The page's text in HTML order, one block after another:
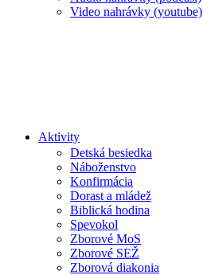
Video nahrávky (youtube)
Aktivity
Detská besiedka
Náboženstvo
Konfirmácia
Dorast a mládež
Biblická hodina
Spevokol
Zborové MoS
Zborové SEŽ
Zborová diakonia